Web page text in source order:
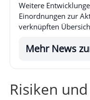
Weitere
Einordnungen zur
verknüpften
Mehr News
Risiken